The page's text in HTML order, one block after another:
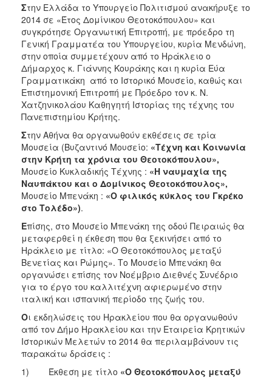
Στην Ελλάδα το Υπουργείο Πολιτισμού ανακήρυξε το
2014 σε «Έτος Δομίνικου Θεοτοκόπουλου» και
συγκρότησε Οργανωτική Επιτροπή, με πρόεδρο τη
Γενική Γραμματέα του Υπουργείου, κυρία Μενδώνη,
στην οποία συμμετέχουν από το Ηράκλειο ο
Δήμαρχος κ. Γιάννης Κουράκης και η κυρία Εύα
Γραμματικάκη από το Ιστορικό Μουσείο, καθώς και
Επιστημονική Επιτροπή με Πρόεδρο τον κ. Ν.
Χατζηνικολάου Καθηγητή Ιστορίας της τέχνης του
Πανεπιστημίου Κρήτης.
Στην Αθήνα θα οργανωθούν εκθέσεις σε τρία
Μουσεία (Βυζαντινό Μουσείο: «Τέχνη και Κοινωνία
στην Κρήτη τα χρόνια του Θεοτοκόπουλου»,
Μουσείο Κυκλαδικής Τέχνης : «Η ναυμαχία της
Ναυπάκτου και ο Δομίνικος Θεοτοκόπουλος»,
Μουσείο Μπενάκη : «Ο φιλικός κύκλος του Γκρέκο
στο Τολέδο»).
Επίσης, στο Μουσείο Μπενάκη της οδού Πειραιώς θα
μεταφερθεί η έκθεση που θα ξεκινήσει από το
Ηράκλειο με τίτλο: «Ο Θεοτοκόπουλος μεταξύ
Βενετίας και Ρώμης». Το Μουσείο Μπενάκη θα
οργανώσει επίσης τον Νοέμβριο Διεθνές Συνέδριο
για το έργο του καλλιτέχνη αφιερωμένο στην
ιταλική και ισπανική περίοδο της ζωής του.
Οι εκδηλώσεις του Ηρακλείου που θα οργανωθούν
από τον Δήμο Ηρακλείου και την Εταιρεία Κρητικών
Ιστορικών Μελετών το 2014 θα περιλαμβάνουν τις
παρακάτω δράσεις :
1) Έκθεση με τίτλο «Ο Θεοτοκόπουλος μεταξύ